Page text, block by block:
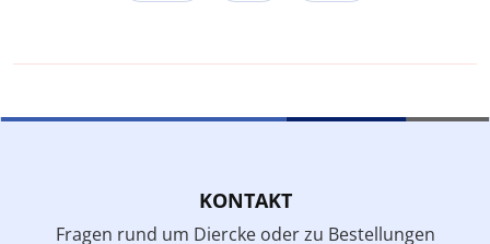
KONTAKT
Fragen rund um Diercke oder zu Bestellungen